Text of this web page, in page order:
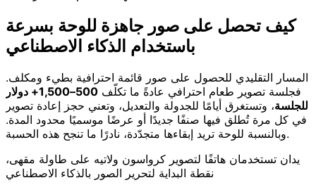
كيف تحصل على صور جاهزة للوحة بسرعة
باستخدام الذكاء الاصطناعي
المسار التقليدي للحصول على صور قائمة احترافية بطيء ومكلف.
فجلسة تصوير طعام احترافي عادةً ما تكلّف
500–1,500+ دولار
للجلسة، وتستغرق أيامًا للجدولة والتعديل، وتعني حجز إعادة تصوير
في كل مرة تُطلق فيها صنفًا جديدًا أو عرضًا موسميًا محدود المدة.
وبالنسبة للوحة تريد إبقاءها متجدّدة، نادرًا ما تنجح هذه الحسبة.
يدان تستخدمان هاتفًا لتصوير كرواسون ولاتيه على طاولة مقهى،
نقطة البداية لتحرير الصور بالذكاء الاصطناعي